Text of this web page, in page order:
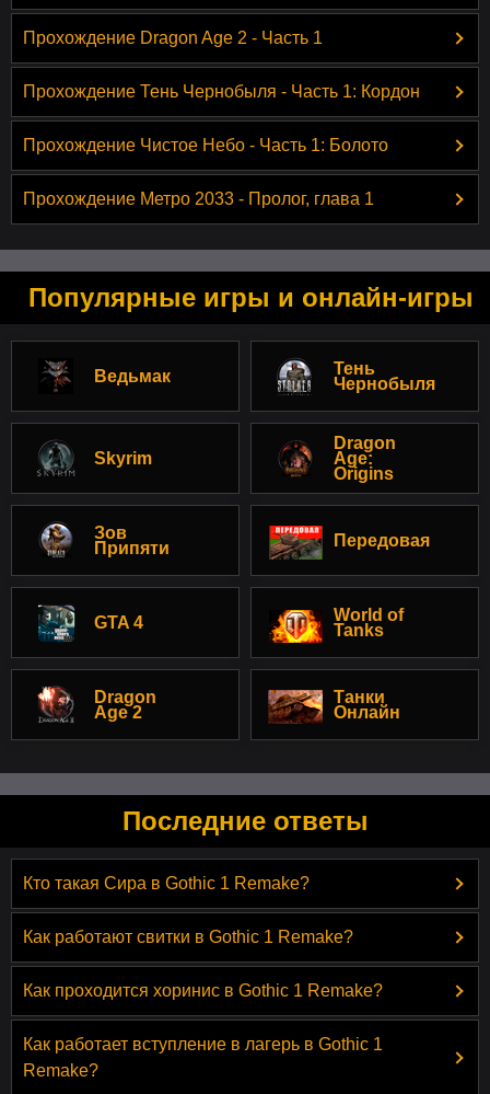
Прохождение Dragon Age 2 - Часть 1
Прохождение Тень Чернобыля - Часть 1: Кордон
Прохождение Чистое Небо - Часть 1: Болото
Прохождение Метро 2033 - Пролог, глава 1
Популярные игры и онлайн-игры
Ведьмак
Тень
Чернобыля
Skyrim
Dragon
Age:
Origins
Зов
Припяти
Передовая
GTA 4
World of
Tanks
Dragon
Age 2
Танки
Онлайн
Последние ответы
Кто такая Сира в Gothic 1 Remake?
Как работают свитки в Gothic 1 Remake?
Как проходится хоринис в Gothic 1 Remake?
Как работает вступление в лагерь в Gothic 1
Remake?